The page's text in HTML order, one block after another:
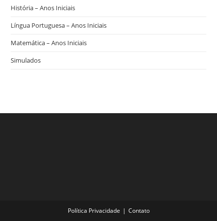
História – Anos Iniciais
Língua Portuguesa – Anos Iniciais
Matemática – Anos Iniciais
Simulados
Política Privacidade Contato